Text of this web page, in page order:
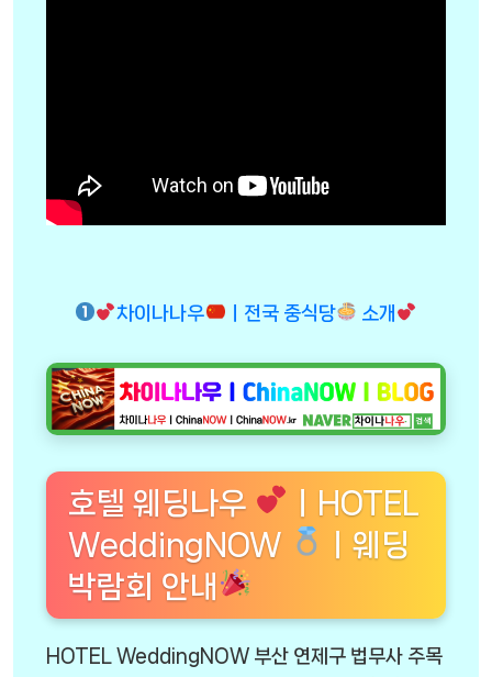
차이나나우 ㅣ전국 중식당 소개
호텔 웨딩나우
ㅣHOTEL
WeddingNOW
ㅣ웨딩
박람회 안내
HOTEL WeddingNOW 부산 연제구 법무사 주목